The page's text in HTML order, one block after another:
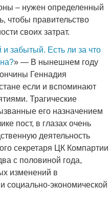
– нужен определенный
чтобы правительство
своих затрат.
и забытый. Есть ли за что
» — В нынешнем году
Геннадия
если и вспоминают
Трагические
его назначением
пост, в глазах очень
деятельность
секретаря ЦК Компартии
с половиной года,
изменений в
социально-экономической